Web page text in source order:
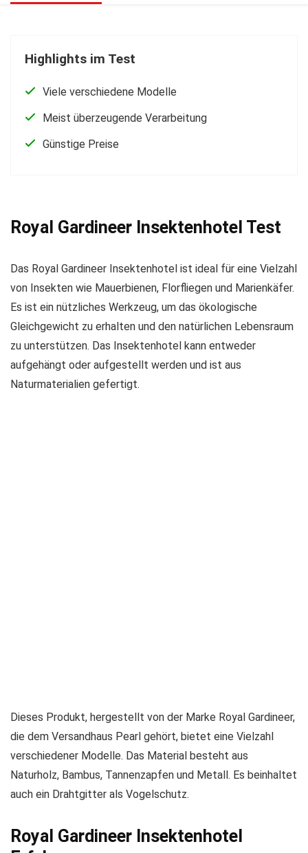
Highlights im Test
Viele verschiedene Modelle
Meist überzeugende Verarbeitung
Günstige Preise
Royal Gardineer Insektenhotel Test
Das Royal Gardineer Insektenhotel ist ideal für eine Vielzahl
von Insekten wie Mauerbienen, Florfliegen und Marienkäfer.
Es ist ein nützliches Werkzeug, um das ökologische
Gleichgewicht zu erhalten und den natürlichen Lebensraum
zu unterstützen. Das Insektenhotel kann entweder
aufgehängt oder aufgestellt werden und ist aus
Naturmaterialien gefertigt.
Dieses Produkt, hergestellt von der Marke Royal Gardineer,
die dem Versandhaus Pearl gehört, bietet eine Vielzahl
verschiedener Modelle. Das Material besteht aus
Naturholz, Bambus, Tannenzapfen und Metall. Es beinhaltet
auch ein Drahtgitter als Vogelschutz.
Royal Gardineer Insektenhotel